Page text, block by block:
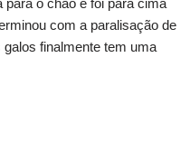
para o chão e foi para cima
com a paralisação de
finalmente tem uma